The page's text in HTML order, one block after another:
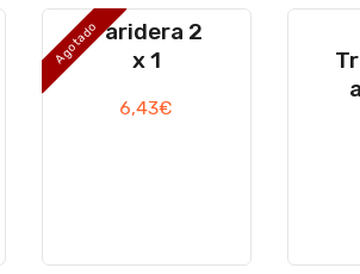
AgotadoParidera 2
x 1
6,43€